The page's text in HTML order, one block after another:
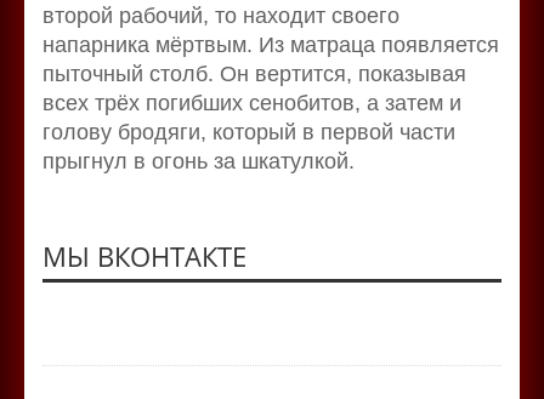
второй рабочий, то находит своего
напарника мёртвым. Из матраца появляется
пыточный столб. Он вертится, показывая
всех трёх погибших сенобитов, а затем и
голову бродяги, который в первой части
прыгнул в огонь за шкатулкой.
МЫ ВКОНТАКТЕ